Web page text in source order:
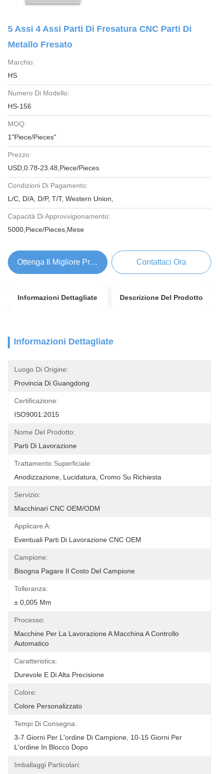
5 Assi 4 Assi Parti Di Fresatura CNC Parti Di
Metallo Fresato
Marchio:
HS
Numero Di Modello:
HS-156
MOQ:
1"Piece/Pieces"
Prezzo:
USD,0.78-23.48,Piece/Pieces
Condizioni Di Pagamento:
L/C, D/A, D/P, T/T, Western Union,
Capacità Di Approvvigionamento:
5000,Piece/Pieces,Mese
Ottenga Il Migliore Prezzo Contattaci Ora
Informazioni Dettagliate Descrizione Del Prodotto
Informazioni Dettagliate
Luogo Di Origine:
Provincia Di Guangdong
Certificazione:
ISO9001:2015
Nome Del Prodotto:
Parti Di Lavorazione
Trattamento Superficiale:
Anodizzazione, Lucidatura, Cromo Su Richiesta
Servizio:
Macchinari CNC OEM/ODM
Applicare A:
Eventuali Parti Di Lavorazione CNC OEM
Campione:
Bisogna Pagare Il Costo Del Campione
Tolleranza:
± 0,005 Mm
Processo:
Macchine Per La Lavorazione A Macchina A Controllo
Automatico
Caratteristica:
Durevole E Di Alta Precisione
Colore:
Colore Personalizzato
Tempi Di Consegna:
3-7 Giorni Per L'ordine Di Campione, 10-15 Giorni Per
L'ordine In Blocco Dopo
Imballaggi Particolari: